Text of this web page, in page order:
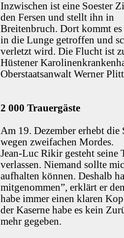
Inzwischen ist eine Soester
den Fersen und stellt ihn in
Breitenbruch. Dort kommt
in die Lunge getroffen und
verletzt wird. Die Flucht ist
Hüstener
Oberstaatsanwalt Werner
2 000 Trauergäste
Am 19. Dezember erhebt
wegen zweifachen Mordes.
Jean-Luc Rikir gesteht
verlassen. Niemand sollte
aufhalten können. Deshalb
mitgenommen”, erklärt er
habe immer einen klaren
der Kaserne habe es kein
mehr gegeben.